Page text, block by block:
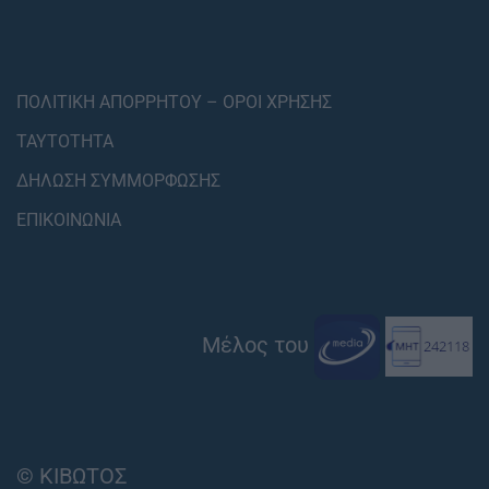
ΠΟΛΙΤΙΚΗ ΑΠΟΡΡΗΤΟΥ – ΟΡΟΙ ΧΡΗΣΗΣ
ΤΑΥΤΟΤΗΤΑ
ΔΗΛΩΣΗ ΣΥΜΜΟΡΦΩΣΗΣ
ΕΠΙΚΟΙΝΩΝΙΑ
Μέλος του
© ΚΙΒΩΤΟΣ